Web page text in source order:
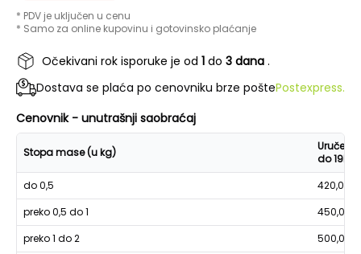
* PDV je uključen u cenu
* Samo za online kupovinu i gotovinsko plaćanje
Očekivani rok isporuke je od 1 do 3 dana .
Dostava se plaća po cenovniku brze poštePostexpress.
Cenovnik - unutrašnji saobraćaj
Stopa mase (u kg)
Uručenje
do 19h
do 0,5
420,00
preko 0,5 do 1
450,00
preko 1 do 2
500,00